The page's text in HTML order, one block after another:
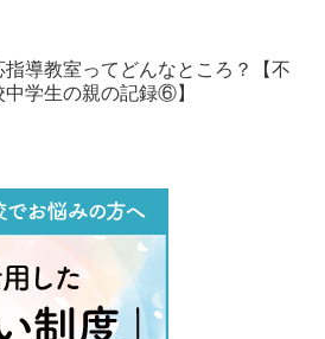
指導教室ってどんなところ？【不
中学生の親の記録⑥】